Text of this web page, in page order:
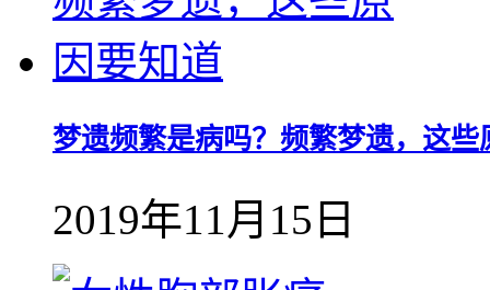
梦遗频繁是病吗？频繁梦遗，这些
2019年11月15日